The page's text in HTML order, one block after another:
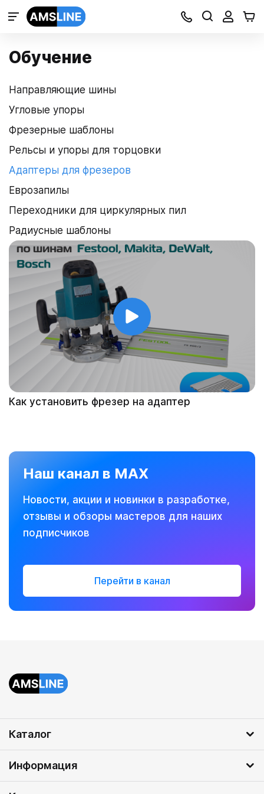
Обучение
Направляющие шины
Угловые упоры
Фрезерные шаблоны
Рельсы и упоры для торцовки
Адаптеры для фрезеров
Еврозапилы
Переходники для циркулярных пил
Радиусные шаблоны
Как установить фрезер на адаптер
Наш канал в MAX
Новости, акции и новинки в разработке,
отзывы и обзоры мастеров для наших
подписчиков
Перейти в канал
Каталог
Информация